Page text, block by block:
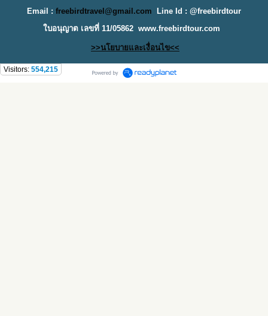
Email : freebirdtravel@gmail.com
Line Id : @freebirdtour
ใบอนุญาต เลขที่ 11/05862 www.freebirdtour.com
>>นโยบายและเงื่อนไข<<
Visitors: 554,215